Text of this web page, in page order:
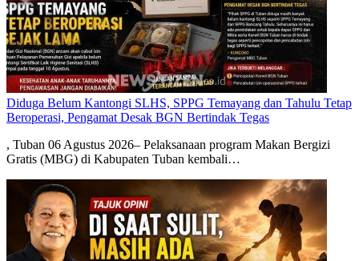
Diduga Belum Kantongi SLHS, SPPG Temayang dan Tahulu Tetap
Beroperasi, Pengamat Desak BGN Bertindak Tegas
, Tuban 06 Agustus 2026– Pelaksanaan program Makan Bergizi
Gratis (MBG) di Kabupaten Tuban kembali…